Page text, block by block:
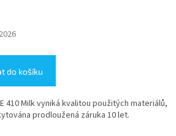
do košíku
410 Milk vyniká kvalitou použitých materiálů,
prodloužená záruka 10 let.